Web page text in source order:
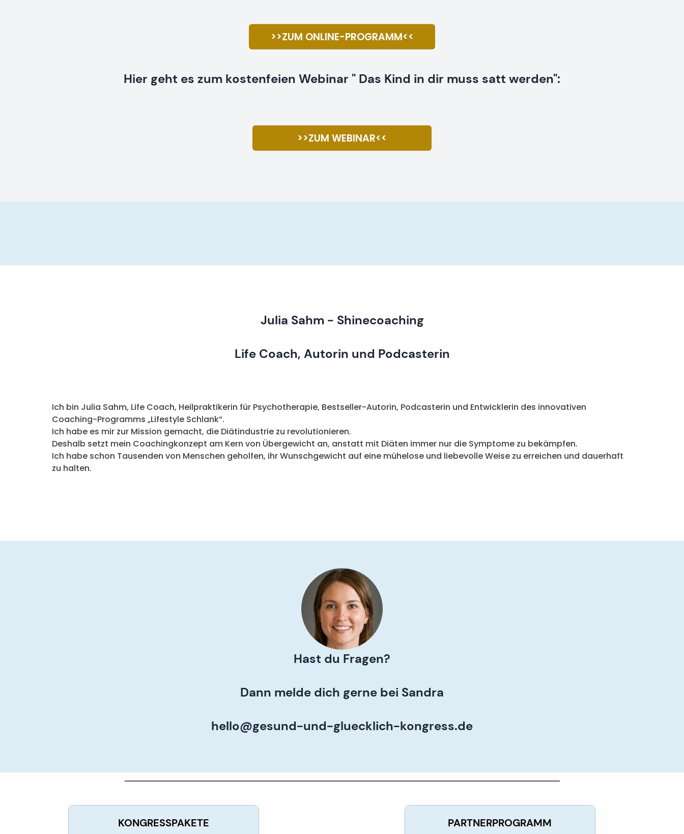
>>ZUM ONLINE-PROGRAMM<<
Hier geht es zum kostenfeien Webinar " Das Kind in dir muss satt werden":
>>ZUM WEBINAR<<
Julia Sahm - Shinecoaching
Life Coach, Autorin und Podcasterin
Ich bin Julia Sahm, Life Coach, Heilpraktikerin für Psychotherapie, Bestseller-Autorin, Podcasterin und Entwicklerin des innovativen
Coaching-Programms „Lifestyle Schlank“.
Ich habe es mir zur Mission gemacht, die Diätindustrie zu revolutionieren.
Deshalb setzt mein Coachingkonzept am Kern von Übergewicht an, anstatt mit Diäten immer nur die Symptome zu bekämpfen.
Ich habe schon Tausenden von Menschen geholfen, ihr Wunschgewicht auf eine mühelose und liebevolle Weise zu erreichen und dauerhaft
zu halten.
Hast du Fragen?
Dann melde dich gerne bei Sandra
hello@gesund-und-gluecklich-kongress.de
KONGRESSPAKETE PARTNERPROGRAMM